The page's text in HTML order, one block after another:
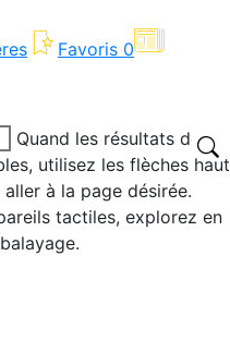
Favoris 0
Quand les résultats de
utilisez les flèches haut
à la page désirée.
tactiles, explorez en